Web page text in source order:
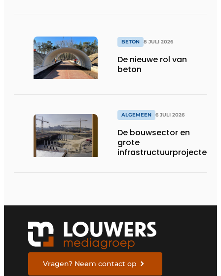
BETON 8 JULI 2026
De nieuwe rol van
beton
ALGEMEEN 6 JULI 2026
De bouwsector en
grote
infrastructuurprojecten
Vragen? Neem contact op